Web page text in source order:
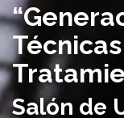
Salón de